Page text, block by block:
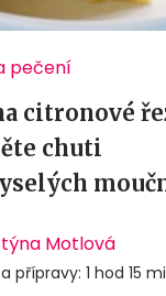
pečení
citronové
chuti
Motlová
přípravy: 1 hod 15